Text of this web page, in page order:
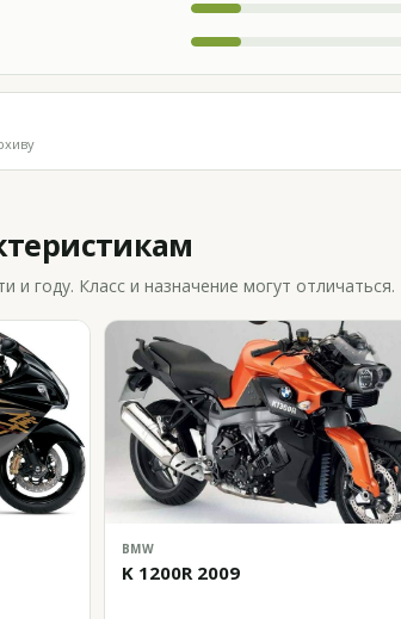
году. Класс и назначение могут отличаться.
BMW
K 1200R 2009